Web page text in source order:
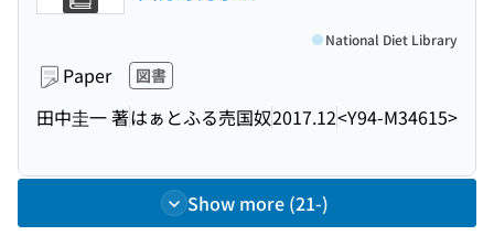
Paper 図書
田中圭一 著はぁとふる売国奴2017.12<Y94-M34615>
National Diet Library
Show more (21-)